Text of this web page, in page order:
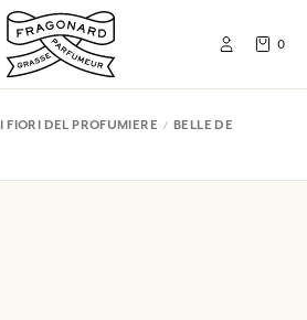
0
I FIORI DEL PROFUMIERE
BELLE DE